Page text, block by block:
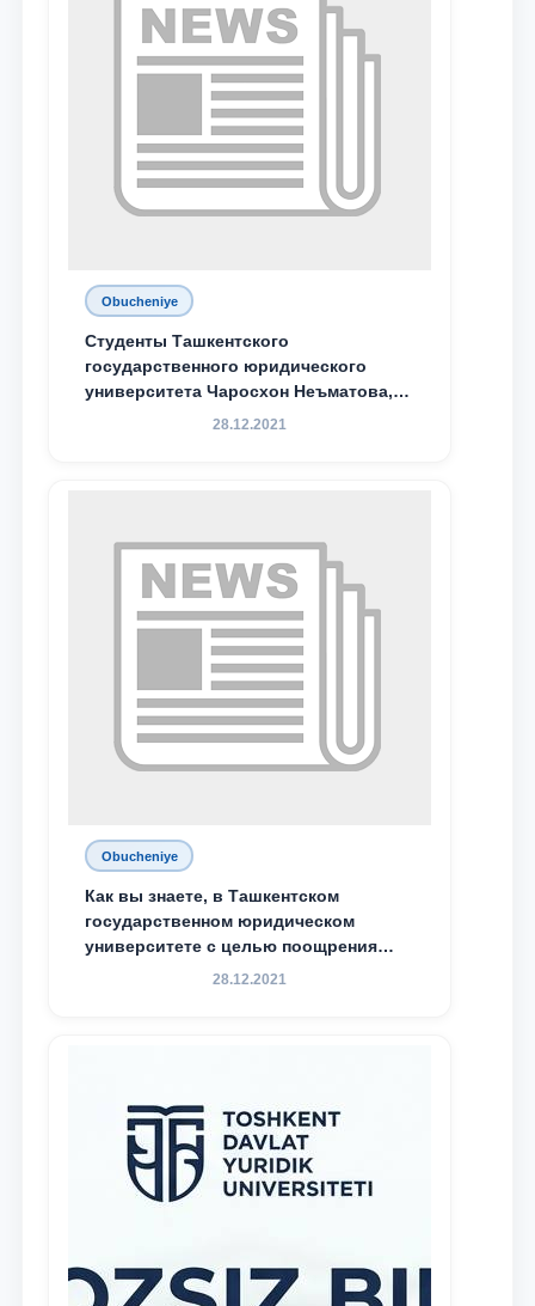
Obucheniye
Студенты Ташкентского
государственного юридического
университета Чаросхон Неъматова,
Севдо Хакимходжаева, Анбарой
специальной стипендии имени
Хадичи Сулеймановой.
28.12.2021
Obucheniye
Как вы знаете, в Ташкентском
государственном юридическом
университете с целью поощрения
талантливых, активных и
28.12.2021